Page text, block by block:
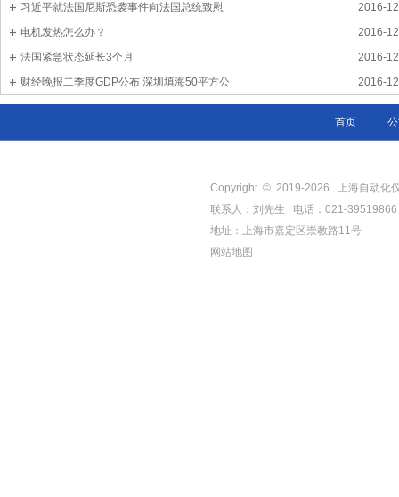
2016-
习近平就法国尼斯恐袭事件向法国总统致慰
2016-
电机发热怎么办？
2016-
法国紧急状态延长3个月
2016-
财经晚报二季度GDP公布 深圳填海50平方公
首页
Copyright © 2019-2026
上海自动化
联系人：刘先生 电话：021-
地址：上海市嘉定区崇教路11号
网站地图